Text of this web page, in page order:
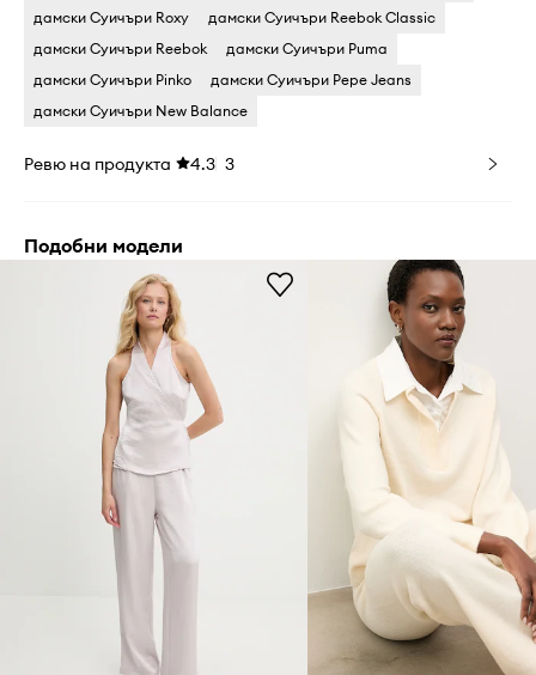
дамски Суичъри Roxy
дамски Суичъри Reebok Classic
дамски Суичъри Reebok
дамски Суичъри Puma
дамски Суичъри Pinko
дамски Суичъри Pepe Jeans
дамски Суичъри New Balance
Ревю на продукта 4.3 3
Подобни модели